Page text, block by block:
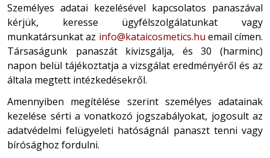
Személyes adatai kezelésével kapcsolatos panaszával
kérjük, keresse ügyfélszolgálatunkat vagy
munkatársunkat az info@kataicosmetics.hu email címen.
Társaságunk panaszát kivizsgálja, és 30 (harminc)
napon belül tájékoztatja a vizsgálat eredményéről és az
általa megtett intézkedésekről.
Amennyiben megítélése szerint személyes adatainak
kezelése sérti a vonatkozó jogszabályokat, jogosult az
adatvédelmi felügyeleti hatóságnál panaszt tenni vagy
bírósághoz fordulni.